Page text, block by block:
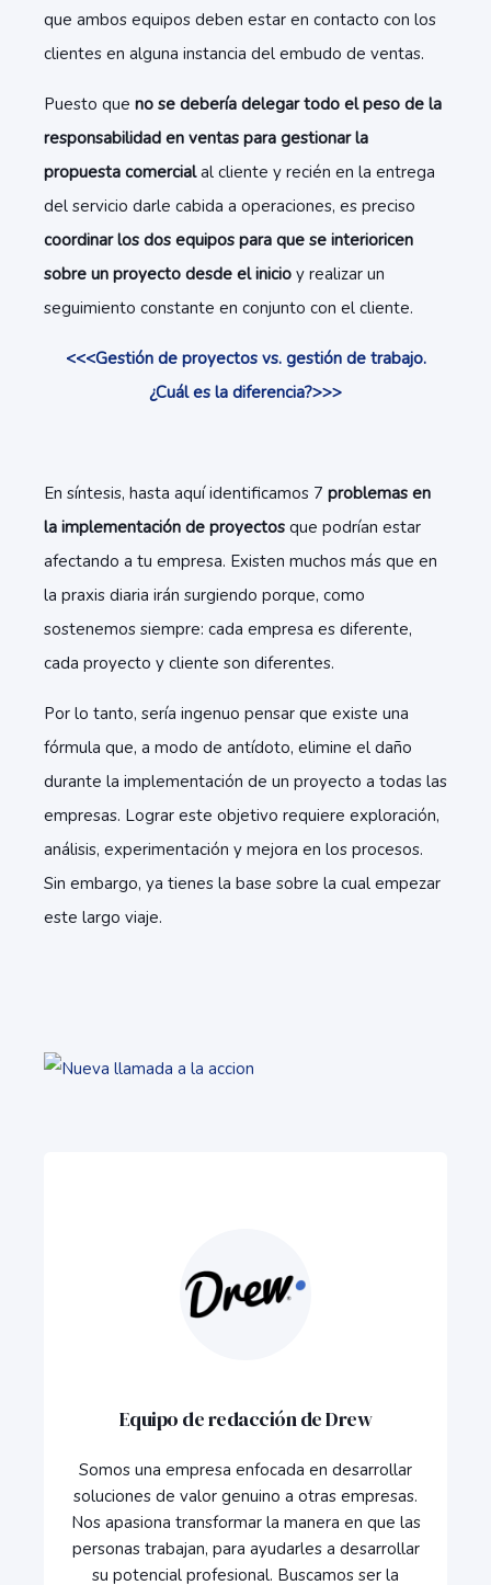
que ambos equipos deben estar en contacto con los
clientes en alguna instancia del embudo de ventas.
Puesto que no se debería delegar todo el peso de la
responsabilidad en ventas para gestionar la
propuesta comercialal cliente y recién en la entrega
del servicio darle cabida a operaciones, es preciso
coordinar los dos equipos para que se interioricen
sobre un proyecto desde el inicio y realizar un
seguimiento constante en conjunto con el cliente.
<<<Gestión de proyectos vs. gestión de trabajo.
¿Cuál es la diferencia?>>>
En síntesis, hasta aquí identificamos 7 problemas en
la implementación de proyectos que podrían estar
afectando a tu empresa. Existen muchos más que en
la praxis diaria irán surgiendo porque, como
sostenemos siempre: cada empresa es diferente,
cada proyecto y cliente son diferentes.
Por lo tanto, sería ingenuo pensar que existe una
fórmula que, a modo de antídoto, elimine el daño
durante la implementación de un proyecto a todas las
empresas. Lograr este objetivo requiere exploración,
análisis, experimentación y mejora en los procesos.
Sin embargo, ya tienes la base sobre la cual empezar
este largo viaje.
Equipo de redacción de Drew
Somos una empresa enfocada en desarrollar
soluciones de valor genuino a otras empresas.
Nos apasiona transformar la manera en que las
personas trabajan, para ayudarles a desarrollar
su potencial profesional. Buscamos ser la